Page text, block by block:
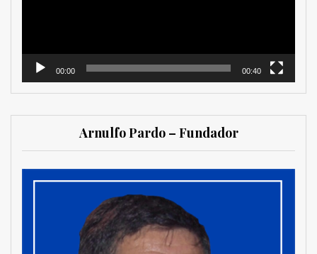
00:00 00:40
Arnulfo Pardo – Fundador